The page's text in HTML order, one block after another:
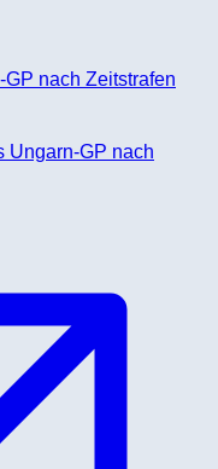
Ungarn-GP nach